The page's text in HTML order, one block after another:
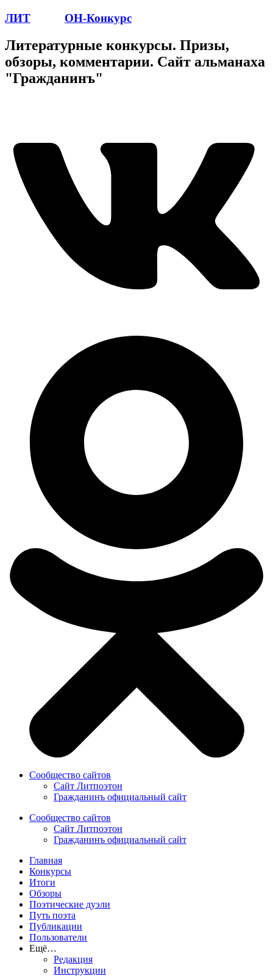
ЛИТ ОН-Конкурс
Литературные конкурсы. Призы,
обзоры, комментарии. Сайт альманаха
"Гражданинъ"
Сообщество сайтов
Сайт Литпоэтон
Гражданинъ официальный сайт
Сообщество сайтов
Сайт Литпоэтон
Гражданинъ официальный сайт
Главная
Конкурсы
Итоги
Обзоры
Поэтические дуэли
Путь поэта
Публикации
Пользователи
Ещё…
Редакция
Инструкции